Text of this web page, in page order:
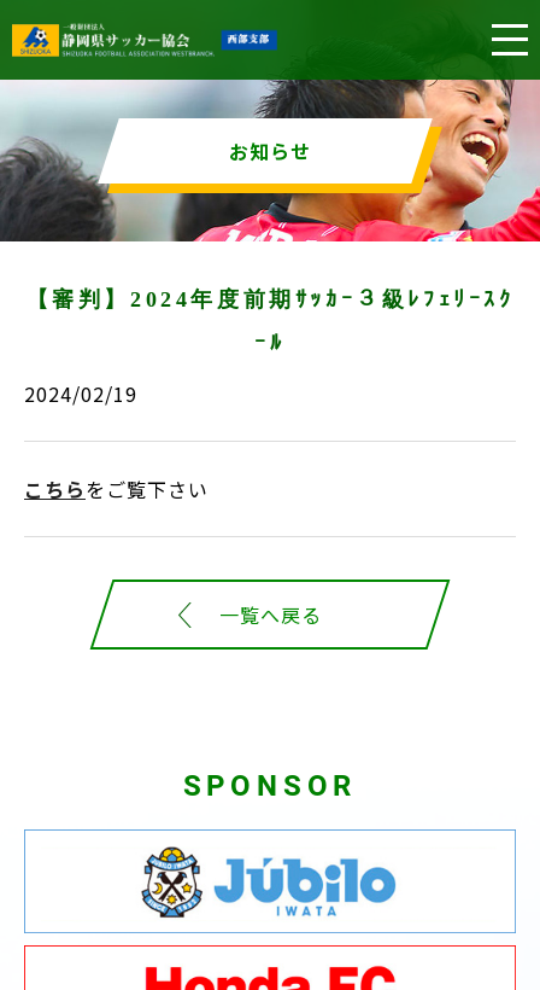
お知らせ
【審判】2024年度前期ｻｯｶｰ３級ﾚﾌｪﾘｰｽｸ
ｰﾙ
2024/02/19
こちらをご覧下さい
一覧へ戻る
SPONSOR